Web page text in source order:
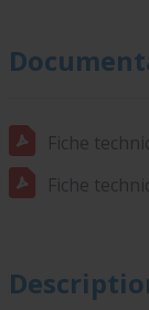
Fiche
Fiche